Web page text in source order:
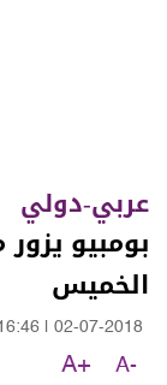
عربي-دولي
بومبيو
الخميس
02-07-2018
A-
A+